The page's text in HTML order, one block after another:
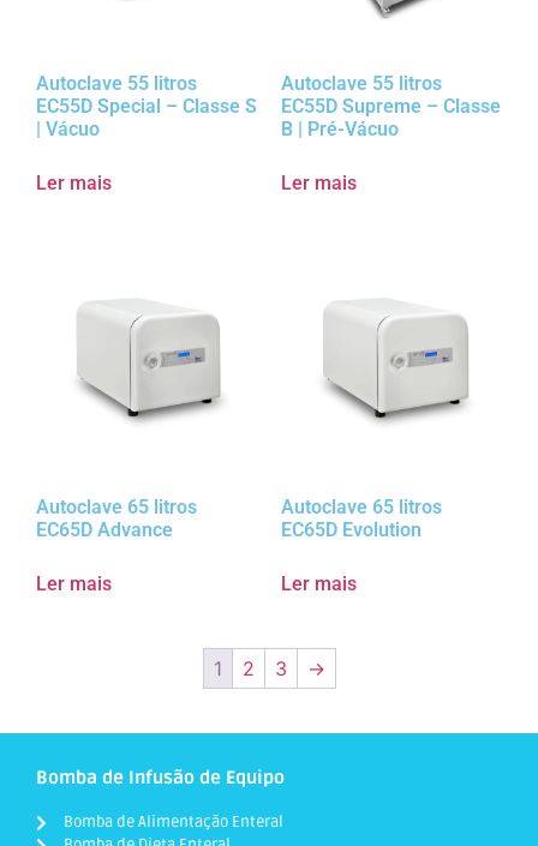
Autoclave 55 litros
EC55D Special – Classe S
| Vácuo
Ler mais
Autoclave 55 litros
EC55D Supreme – Classe
B | Pré-Vácuo
Ler mais
Autoclave 65 litros
EC65D Advance
Ler mais
Autoclave 65 litros
EC65D Evolution
Ler mais
1 2 3 →
Bomba de Infusão de Equipo
Bomba de Alimentação Enteral